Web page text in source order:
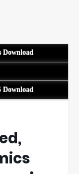
Download
Download